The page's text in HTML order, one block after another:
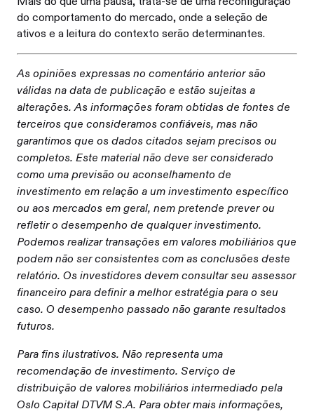
do comportamento do mercado, onde a seleção de
ativos e a leitura do contexto serão determinantes.
As opiniões expressas no comentário anterior são
válidas na data de publicação e estão sujeitas a
alterações. As informações foram obtidas de fontes de
terceiros que consideramos confiáveis, mas não
garantimos que os dados citados sejam precisos ou
completos. Este material não deve ser considerado
como uma previsão ou aconselhamento de
investimento em relação a um investimento específico
ou aos mercados em geral, nem pretende prever ou
refletir o desempenho de qualquer investimento.
Podemos realizar transações em valores mobiliários que
podem não ser consistentes com as conclusões deste
relatório. Os investidores devem consultar seu assessor
financeiro para definir a melhor estratégia para o seu
caso. O desempenho passado não garante resultados
futuros.
Para fins ilustrativos. Não representa uma
recomendação de investimento. Serviço de
distribuição de valores mobiliários intermediado pela
Oslo Capital DTVM S.A. Para obter mais informações,